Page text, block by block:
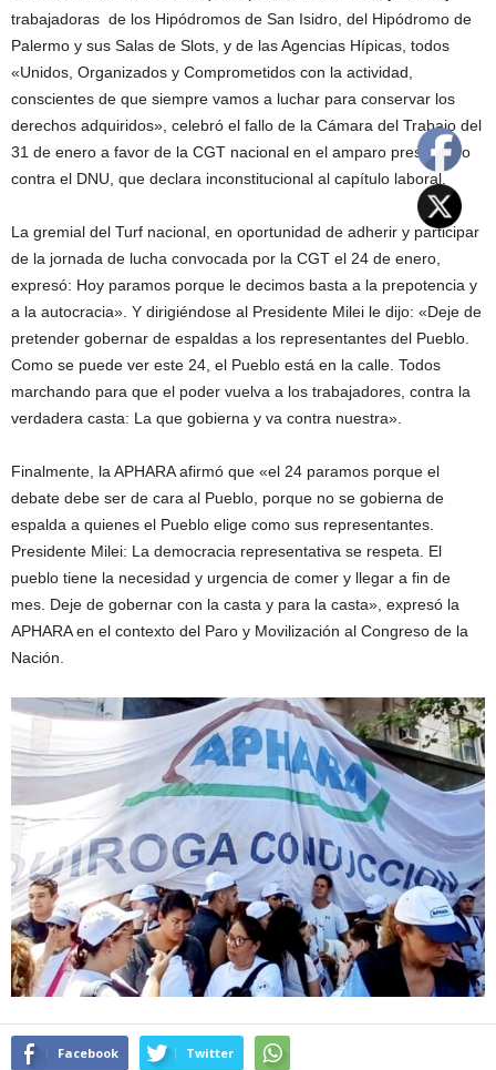
trabajadoras de los Hipódromos de San Isidro, del Hipódromo de
Palermo y sus Salas de Slots, y de las Agencias Hípicas, todos
«Unidos, Organizados y Comprometidos con la actividad,
conscientes de que siempre vamos a luchar para conservar los
derechos adquiridos», celebró el fallo de la Cámara del Trabajo del
31 de enero a favor de la CGT nacional en el amparo presentado
contra el DNU, que declara inconstitucional al capítulo laboral.
La gremial del Turf nacional, en oportunidad de adherir y participar
de la jornada de lucha convocada por la CGT el 24 de enero,
expresó: Hoy paramos porque le decimos basta a la prepotencia y
a la autocracia». Y dirigiéndose al Presidente Milei le dijo: «Deje de
pretender gobernar de espaldas a los representantes del Pueblo.
Como se puede ver este 24, el Pueblo está en la calle. Todos
marchando para que el poder vuelva a los trabajadores, contra la
verdadera casta: La que gobierna y va contra nuestra».
Finalmente, la APHARA afirmó que «el 24 paramos porque el
debate debe ser de cara al Pueblo, porque no se gobierna de
espalda a quienes el Pueblo elige como sus representantes.
Presidente Milei: La democracia representativa se respeta. El
pueblo tiene la necesidad y urgencia de comer y llegar a fin de
mes. Deje de gobernar con la casta y para la casta», expresó la
APHARA en el contexto del Paro y Movilización al Congreso de la
Nación.
Facebook Twitter